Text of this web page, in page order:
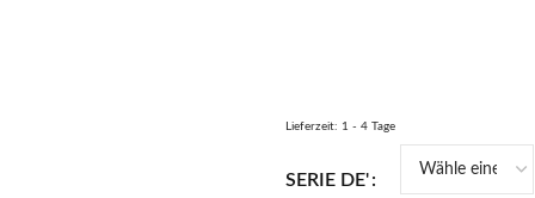
Lieferzeit: 1 - 4 Tage
SERIE DE'